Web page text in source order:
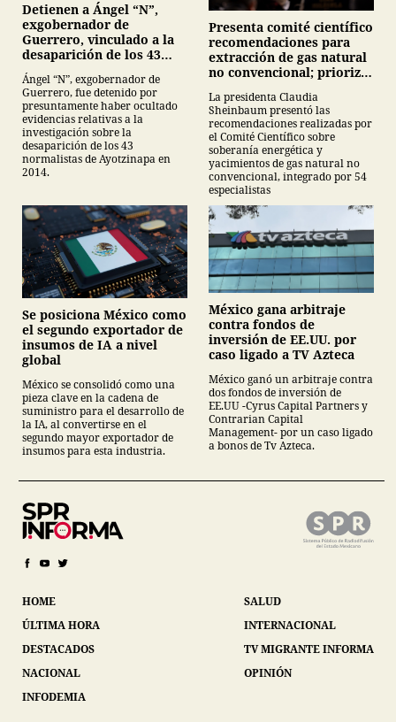
Detienen a Ángel “N”,
exgobernador de
Guerrero, vinculado a la
desaparición de los 43
normalistas de
Ayotzinapa
Ángel “N”, exgobernador de
Guerrero, fue detenido por
presuntamente haber ocultado
evidencias relativas a la
investigación sobre la
desaparición de los 43
normalistas de Ayotzinapa en
2014.
Presenta comité científico
recomendaciones para
extracción de gas natural
no convencional; prioriza
descarta yacimiento
Tampico-Misantla
La presidenta Claudia
Sheinbaum presentó las
recomendaciones realizadas por
el Comité Científico sobre
soberanía energética y
yacimientos de gas natural no
convencional, integrado por 54
especialistas
Se posiciona México como
el segundo exportador de
insumos de IA a nivel
global
México se consolidó como una
pieza clave en la cadena de
suministro para el desarrollo de
la IA, al convertirse en el
segundo mayor exportador de
insumos para esta industria.
México gana arbitraje
contra fondos de
inversión de EE.UU. por
caso ligado a TV Azteca
México ganó un arbitraje contra
dos fondos de inversión de
EE.UU -Cyrus Capital Partners y
Contrarian Capital
Management- por un caso ligado
a bonos de Tv Azteca.
HOME
ÚLTIMA HORA
DESTACADOS
NACIONAL
INFODEMIA
SALUD
INTERNACIONAL
TV MIGRANTE INFORMA
OPINIÓN